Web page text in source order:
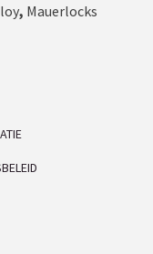
, Mauerlocks